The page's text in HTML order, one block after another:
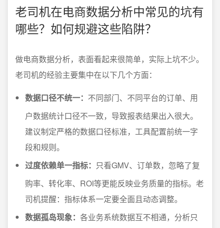
老司机在电商数据分析中常见的坑有
哪些？如何规避这些陷阱？
做电商数据分析，表面看起来很简单，实际上坑不少。
老司机的经验主要集中在以下几个方面：
数据口径不统一： 不同部门、不同平台的订单、用
户数据统计口径不一致，导致报表结果出入很大。
建议制定严格的数据口径标准，工具配置前统一字
段和规则。
过度依赖单一指标： 只看GMV、订单数，忽略了复
购率、转化率、ROI等更能反映业务质量的指标。老
司机提醒：指标体系一定要全面且动态调整。
数据孤岛现象： 各业务系统数据互不相通，分析只